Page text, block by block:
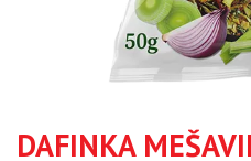
DAFINKA